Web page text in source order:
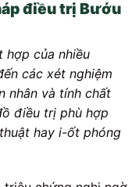
điều trị Bướu
hợp của nhiều
các xét nghiệm
nhân và tính chất
điều trị phù hợp
hay i-ốt phóng